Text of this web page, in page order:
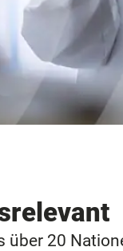
über 20